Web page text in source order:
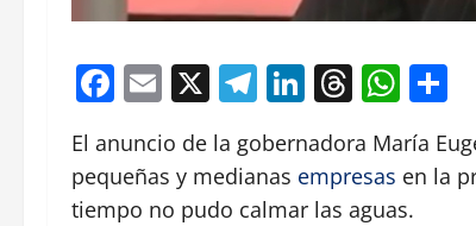
Facebook
Email
X Telegram
LinkedIn
Threads
El anuncio de la gobernadora María
pequeñas y medianas empresas en la
tiempo no pudo calmar las aguas.